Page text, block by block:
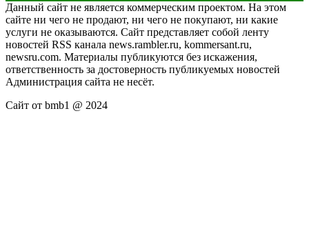
Данный сайт не является коммерческим проектом. На этом
сайте ни чего не продают, ни чего не покупают, ни какие
услуги не оказываются. Сайт представляет собой ленту
новостей RSS канала news.rambler.ru, kommersant.ru,
newsru.com. Материалы публикуются без искажения,
ответственность за достоверность публикуемых новостей
Администрация сайта не несёт.
Сайт от bmb1 @ 2024